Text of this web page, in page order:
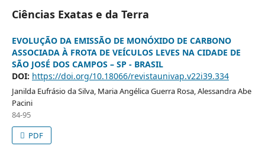
Ciências Exatas e da Terra
EVOLUÇÃO DA EMISSÃO DE MONÓXIDO DE CARBONO
ASSOCIADA À FROTA DE VEÍCULOS LEVES NA CIDADE DE
SÃO JOSÉ DOS CAMPOS – SP - BRASIL
DOI: https://doi.org/10.18066/revistaunivap.v22i39.334
Janilda Eufrásio da Silva, Maria Angélica Guerra Rosa, Alessandra Abe
Pacini
84-95
PDF